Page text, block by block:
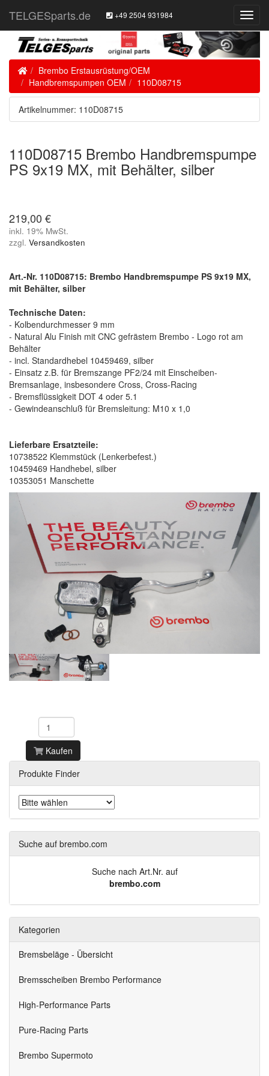
TELGESparts.de +49 2504 931984
HomeBrembo Erstausrüstung/OEM
Handbremspumpen OEM
110D08715
Artikelnummer: 110D08715
110D08715 Brembo Handbremspumpe
PS 9x19 MX, mit Behälter, silber
219,00 €
inkl. 19% MwSt.
zzgl. Versandkosten
Art.-Nr. 110D08715: Brembo Handbremspumpe PS 9x19 MX,
mit Behälter, silber
Technische Daten:
- Kolbendurchmesser 9 mm
- Natural Alu Finish mit CNC gefrästem Brembo - Logo rot am
Behälter
- incl. Standardhebel 10459469, silber
- Einsatz z.B. für Bremszange PF2/24 mit Einscheiben-
Bremsanlage, insbesondere Cross, Cross-Racing
- Bremsflüssigkeit DOT 4 oder 5.1
- Gewindeanschluß für Bremsleitung: M10 x 1,0
Lieferbare Ersatzteile:
10738522 Klemmstück (Lenkerbefest.)
10459469 Handhebel, silber
10353051 Manschette
Kaufen
Produkte Finder
Suche auf brembo.com
Suche nach Art.Nr. auf
brembo.com
Kategorien
Bremsbeläge - Übersicht
Bremsscheiben Brembo Performance
High-Performance Parts
Pure-Racing Parts
Brembo Supermoto